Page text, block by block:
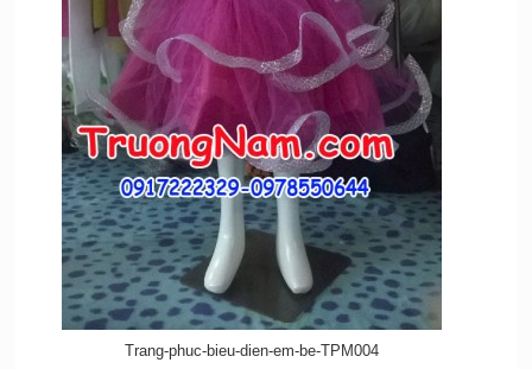
Trang-phuc-bieu-dien-em-be-TPM004